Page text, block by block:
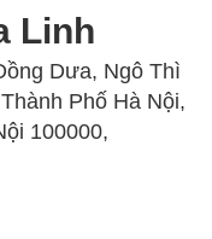
Linh
Dưa, Ngô Thì
Phố Hà Nội,
100000,